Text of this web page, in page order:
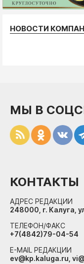
НОВОСТИ
МЫ В
КОНТАКТЫ
АДРЕС РЕДАКЦИИ
248000, г. Калуга,
ТЕЛЕФОН/ФАКС
+7(4842)79-04-54
E-MAIL РЕДАКЦИИ
ev@kp.kaluga.ru,